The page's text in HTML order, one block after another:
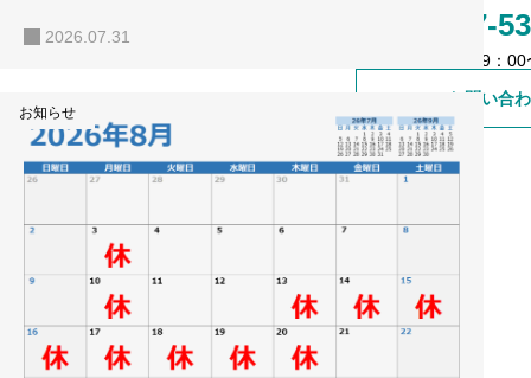
賃貸戸建て
賃貸マンション
賃貸事業用
0557-
営業時間 9：00
お問い合
2026.07.31
お知らせ